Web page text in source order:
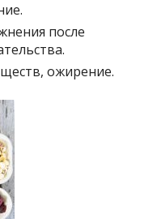
после
ожирение.